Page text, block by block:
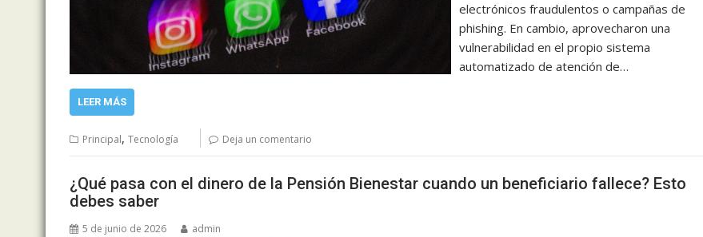
electrónicos fraudulentos o campañas de
phishing. En cambio, aprovecharon una
vulnerabilidad en el propio sistema
automatizado de atención de…
LEER MÁS
Principal, Tecnología Deja un comentario
¿Qué pasa con el dinero de la Pensión Bienestar cuando un beneficiario fallece? Esto
debes saber
5 de junio de 2026 admin